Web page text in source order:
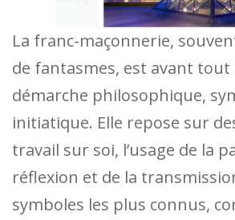
La franc-maçonnerie,
de fantasmes, est avant tout
démarche philosophique,
initiatique. Elle repose sur
travail sur soi, l’usage de la
réflexion et de la
symboles les plus connus,